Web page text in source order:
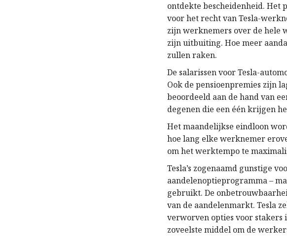
ontdekte bescheidenheid. Het
voor het recht van Tesla-
zijn werknemers over de hele
zijn uitbuiting. Hoe meer
zullen raken.
De salarissen voor Tesla-
Ook de pensioenpremies zijn
beoordeeld aan de hand van
degenen die een één krijgen
Het maandelijkse eindloon
hoe lang elke werknemer
om het werktempo te
Tesla’s zogenaamd gunstige
aandelenoptieprogramma –
gebruikt. De
van de aandelenmarkt. Tesla
verworven opties voor stakers
zoveelste middel om de